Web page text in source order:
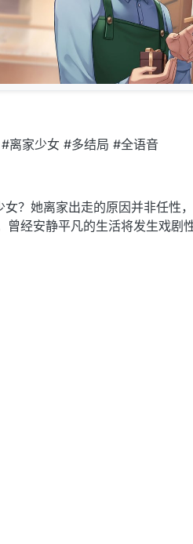
离家少女 #多结局 #全语音
？她离家出走的原因并非任性
曾经安静平凡的生活将发生戏剧